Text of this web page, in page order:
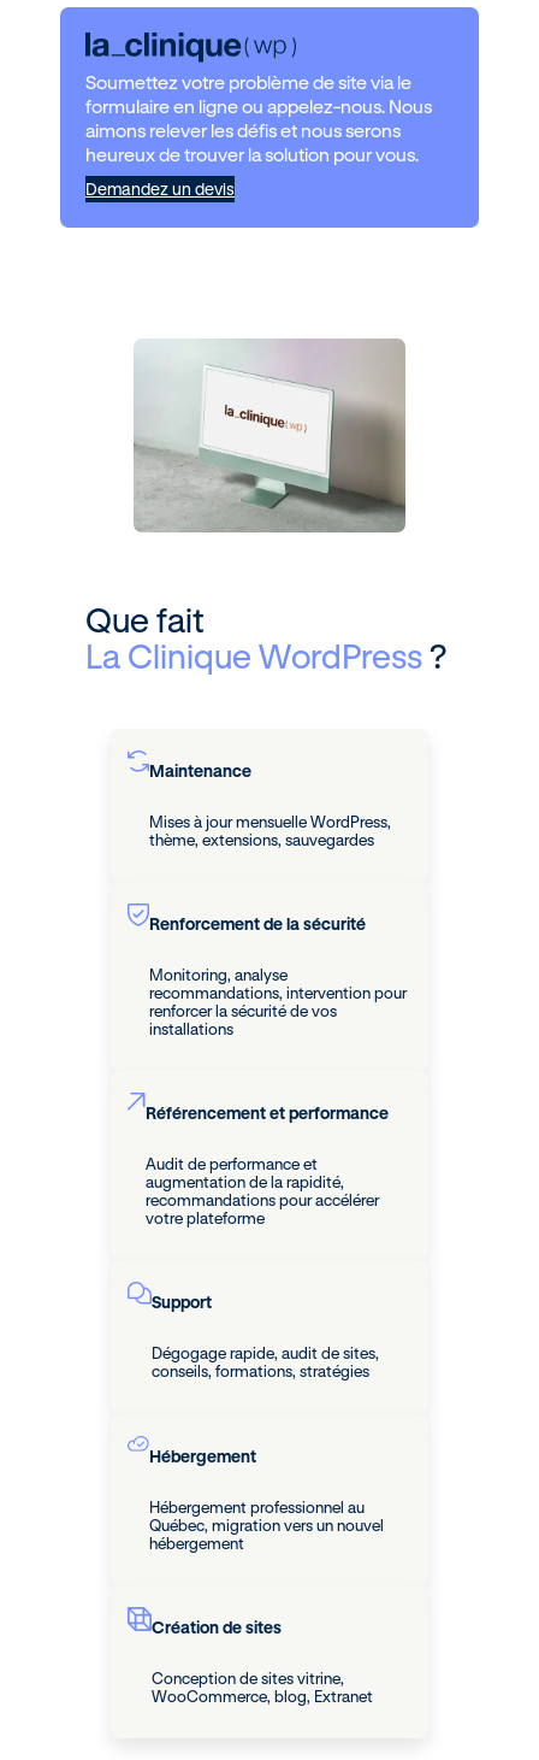
Soumettez votre problème de site via le
formulaire en ligne ou appelez-nous. Nous
aimons relever les défis et nous serons
heureux de trouver la solution pour vous.
Demandez un devis
Que fait
La Clinique WordPress?
Maintenance
Mises à jour mensuelle WordPress,
thème, extensions, sauvegardes
Renforcement de la sécurité
Monitoring, analyse
recommandations, intervention pour
renforcer la sécurité de vos
installations
Référencement et performance
Audit de performance et
augmentation de la rapidité,
recommandations pour accélérer
votre plateforme
Support
Dégogage rapide, audit de sites,
conseils, formations, stratégies
Hébergement
Hébergement professionnel au
Québec, migration vers un nouvel
hébergement
Création de sites
Conception de sites vitrine,
WooCommerce, blog, Extranet